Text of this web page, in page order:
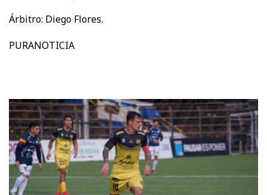
Árbitro: Diego Flores.
PURANOTICIA